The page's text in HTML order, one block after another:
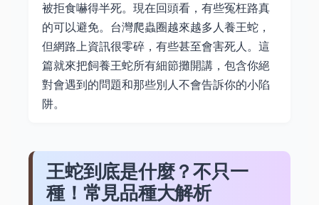
被拒食嚇得半死。現在回頭看，有些冤枉路真
的可以避免。台灣爬蟲圈越來越多人養王蛇，
但網路上資訊很零碎，有些甚至會害死人。這
篇就來把飼養王蛇所有細節攤開講，包含你絕
對會遇到的問題和那些別人不會告訴你的小陷
阱。
王蛇到底是什麼？不只一
種！常見品種大解析